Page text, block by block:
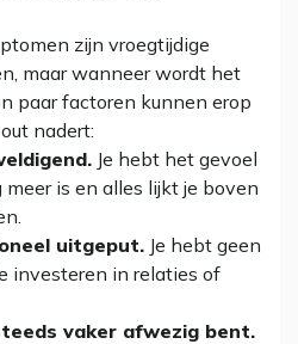
zijn vroegtijdige
maar wanneer wordt het
paar factoren kunnen erop
nadert:
Je hebt het gevoel
is en alles lijkt je boven
uitgeput. Je hebt geen
investeren in relaties of
vaker afwezig bent.